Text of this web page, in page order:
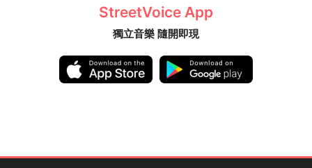
StreetVoice App
獨立音樂 隨開即現